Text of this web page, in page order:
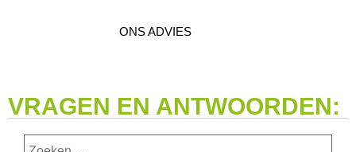
ONS ADVIES
VRAGEN EN ANTWOORDEN: